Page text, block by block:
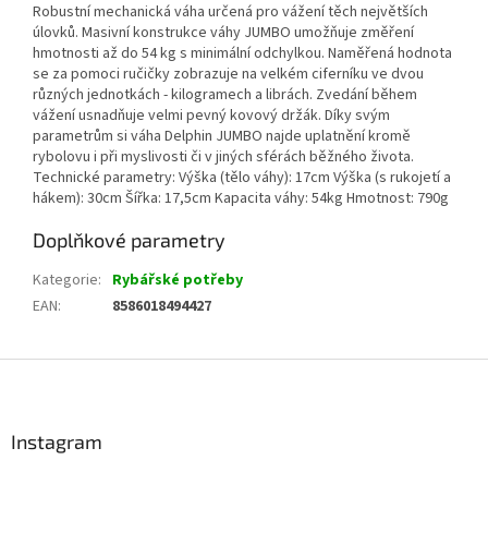
Robustní mechanická váha určená pro vážení těch největších
úlovků. Masivní konstrukce váhy JUMBO umožňuje změření
hmotnosti až do 54 kg s minimální odchylkou. Naměřená hodnota
se za pomoci ručičky zobrazuje na velkém ciferníku ve dvou
různých jednotkách - kilogramech a librách. Zvedání během
vážení usnadňuje velmi pevný kovový držák. Díky svým
parametrům si váha Delphin JUMBO najde uplatnění kromě
rybolovu i při myslivosti či v jiných sférách běžného života.
Technické parametry: Výška (tělo váhy): 17cm Výška (s rukojetí a
hákem): 30cm Šířka: 17,5cm Kapacita váhy: 54kg Hmotnost: 790g
Doplňkové parametry
Kategorie: Rybářské potřeby
EAN: 8586018494427
Instagram